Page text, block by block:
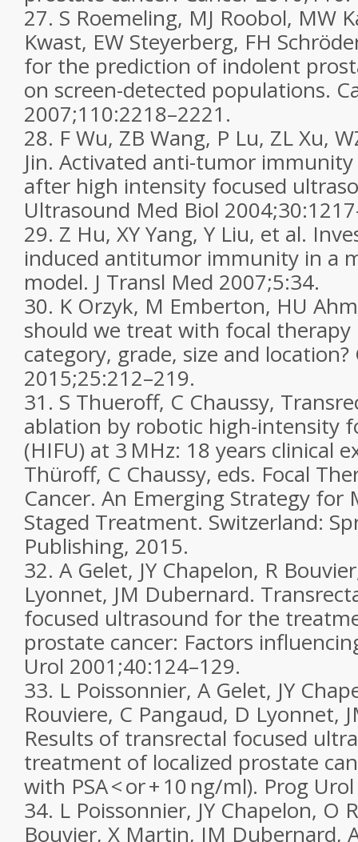
27. S Roemeling, MJ Roobol, MW
Kwast, EW Steyerberg, FH
for the prediction of indolent
on screen-detected populations.
2007;110:2218–2221.
28. F Wu, ZB Wang, P Lu, ZL Xu,
Jin. Activated anti-tumor
after high intensity focused
Ultrasound Med Biol 2004;30
29. Z Hu, XY Yang, Y Liu, et al.
induced antitumor immunity in a
model. J Transl Med 2007;5:34.
30. K Orzyk, M Emberton, HU
should we treat with focal therapy
category, grade, size and location?
2015;25:212–219.
31. S Thueroff, C Chaussy,
ablation by robotic high-intensity
(HIFU) at 3 MHz: 18 years clinical
Thüroff, C Chaussy, eds. Focal
Cancer. An Emerging Strategy for
Staged Treatment. Switzerland:
Publishing, 2015.
32. A Gelet, JY Chapelon, R
Lyonnet, JM Dubernard.
focused ultrasound for the
prostate cancer: Factors
Urol 2001;40:124–129.
33. L Poissonnier, A Gelet, JY
Rouviere, C Pangaud, D Lyonnet,
Results of transrectal focused
treatment of localized prostate
with PSA < or + 10 ng/ml). Prog Urol
34. L Poissonnier, JY Chapelon, O
Bouvier, X Martin, JM Dubernard,